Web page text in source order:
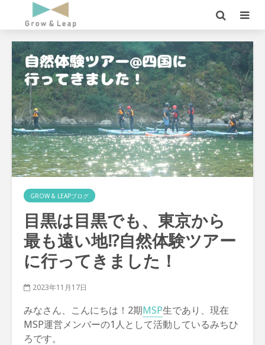
GROW & LEAPブログ
目黒は目黒でも、東京から
最も遠い地⁉自然体験ツアー
に行ってきました！
2023年11月17日
みなさん、こんにちは！2期MSP生であり、現在
MSP運営メンバーの1人として活動しているみちひ
ろです。